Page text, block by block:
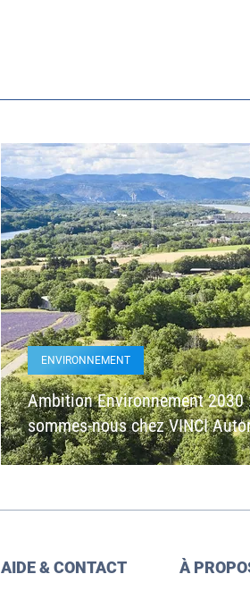
ENVIRONNEMENT
Ambition Environnement 2030
sommes-nous chez VINCI
AIDE & CONTACT
À